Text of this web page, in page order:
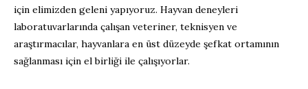
için elimizden geleni yapıyoruz. Hayvan deneyleri
laboratuvarlarında çalışan veteriner, teknisyen ve
araştırmacılar, hayvanlara en üst düzeyde şefkat ortamının
sağlanması için el birliği ile çalışıyorlar.